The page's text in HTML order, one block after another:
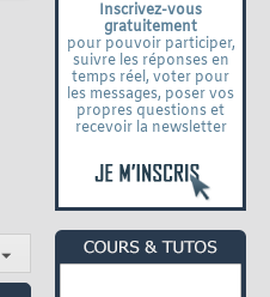
Inscrivez-vous
gratuitement
pour pouvoir participer,
suivre les réponses en
temps réel, voter pour
les messages, poser vos
propres questions et
recevoir la newsletter